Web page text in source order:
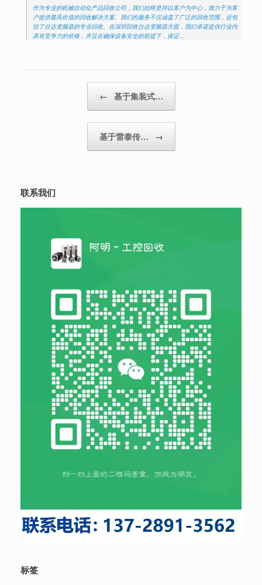
作为专业的机械自动化产品回收公司，我们始终坚持以客户为中心，致力于为客
户提供最高价值的回收解决方案。我们的服务不仅涵盖了广泛的回收范围，还包
括了台达变频器的专业回收。在深圳回收台达变频器方面，我们承诺提供行业内
具有竞争力的价格，并且在确保设备安全的前提下，保证…
← 基于集装式…
基于雷泰传… →
联系我们
标签